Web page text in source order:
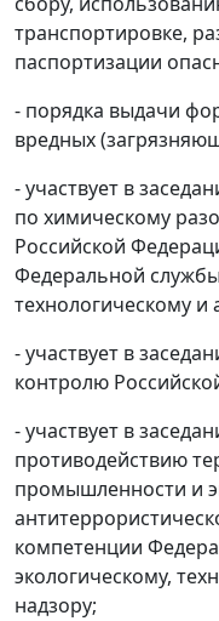
транспортировке,
паспортизации
- порядка выдачи
вредных
- участвует в
по химическому
Российской
Федеральной
технологическому и
- участвует в
контролю
- участвует в
противодействию
промышленности и
компетенции
экологическому,
надзору;